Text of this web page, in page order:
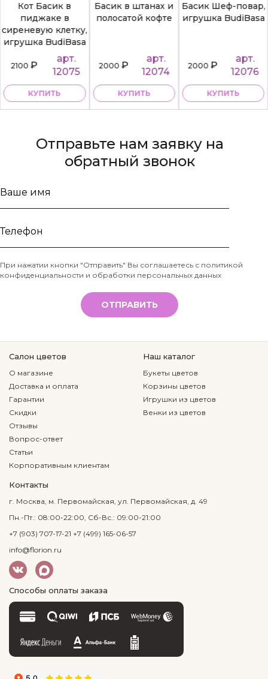
Кот Басик в
пиджаке в
сиреневую клетку,
игрушка BudiBasa
2100₽
арт.
12075
КУПИТЬ
Басик в штанах и
полосатой кофте
2000₽
арт.
12074
КУПИТЬ
Басик Шеф-повар,
игрушка BudiBasa
2000₽
арт.
12076
КУПИТЬ
Отправьте нам заявку на
обратный звонок
Ваше
Телефон
*
При нажатии кнопки "Отправить" Вы соглашаетесь с политикой
конфиденциальности и обработки персональных данных
ОТПРАВИТЬ
Салон цветов
О магазине
Доставка и оплата
Гарантии
Скидки
Отзывы
Вопрос-ответ
Статьи
Корпоративным клиентам
Наш каталог
Букеты цветов
Корзины цветов
Игрушки из цветов
Венки из цветов
Контакты
г. Москва, м. Первомайская, ул. Первомайская, д. 49
Пн.-Пт.: 08:00-22:00, Сб-Вс.: 09:00-21:00
+7 (903) 707-17-21 +7 (499) 165-06-57
info@florion.ru
Способы оплаты заказа